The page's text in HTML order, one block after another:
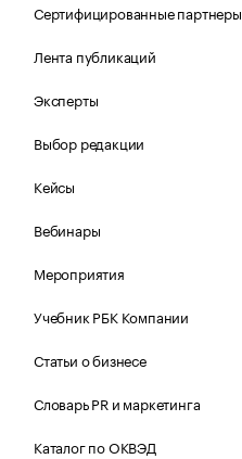
Сертифицированные партнеры
Лента публикаций
Эксперты
Выбор редакции
Кейсы
Вебинары
Мероприятия
Учебник РБК Компании
Статьи о бизнесе
Словарь PR и маркетинга
Каталог по ОКВЭД